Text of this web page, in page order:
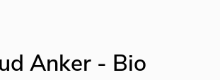
Anker - Bio